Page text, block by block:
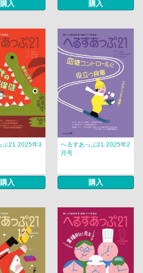
購入 購入
ぷ21 2025年3
購入
へるすあっぷ21 2025年2
月号
購入